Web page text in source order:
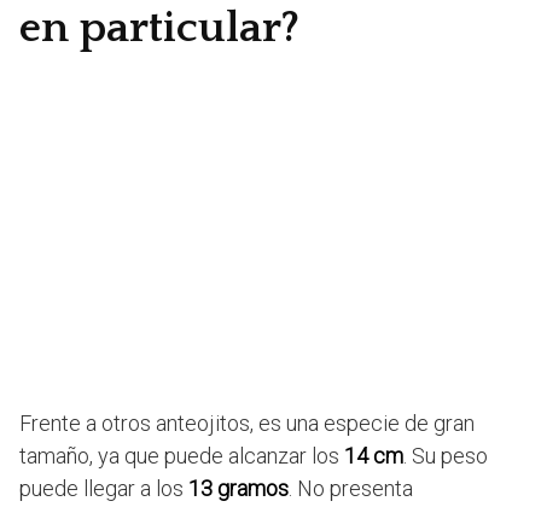
en particular?
Frente a otros anteojitos, es una especie de gran
tamaño, ya que puede alcanzar los 14 cm . Su peso
puede llegar a los 13 gramos . No presenta